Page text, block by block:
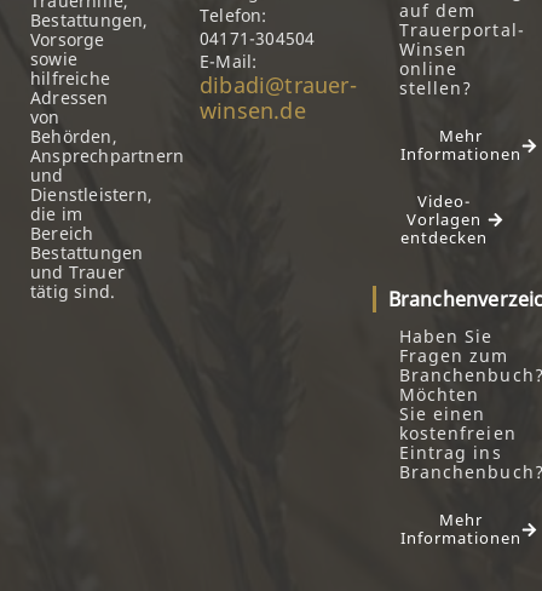
Bestattungen,
Vorsorge
sowie
hilfreiche
Adressen
von
Behörden,
Ansprechpartnern
und
Dienstleistern,
die im
Bereich
Bestattungen
und Trauer
tätig sind.
Telefon:
04171-304504
E-Mail:
dibadi@trauer-
winsen.de
auf dem
Trauerportal-
Winsen
online
stellen?
Mehr
Informationen
Video-
Vorlagen
entdecken
Haben Sie
Fragen zum
Möchten
Sie einen
kostenfreien
Eintrag ins
Mehr
Informationen